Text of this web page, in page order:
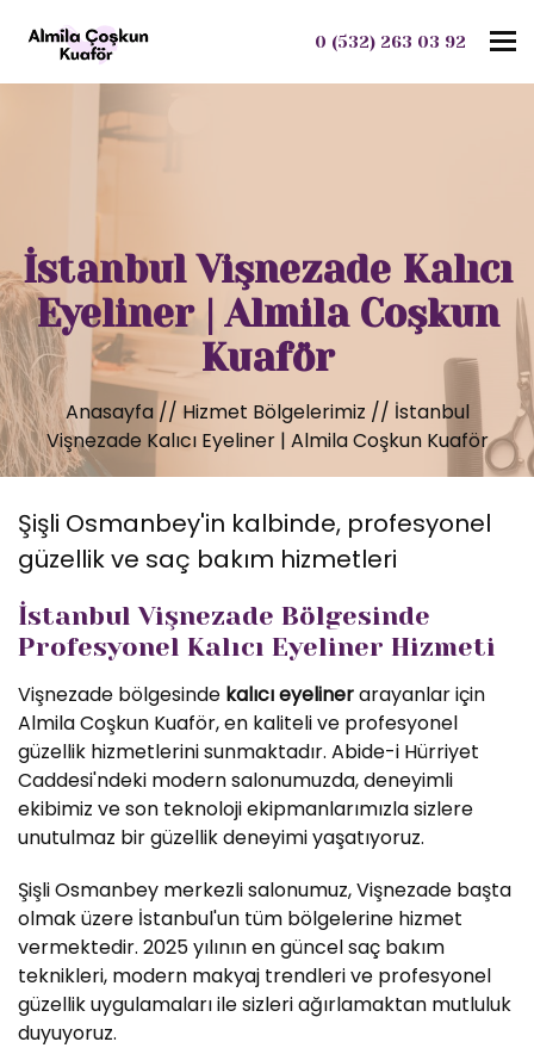
0 (532) 263 03 92
İstanbul Vişnezade Kalıcı
Eyeliner | Almila Coşkun
Kuaför
Anasayfa // Hizmet Bölgelerimiz // İstanbul
Vişnezade Kalıcı Eyeliner | Almila Coşkun Kuaför
Şişli Osmanbey'in kalbinde, profesyonel
güzellik ve saç bakım hizmetleri
İstanbul Vişnezade Bölgesinde
Profesyonel Kalıcı Eyeliner Hizmeti
Vişnezade bölgesinde kalıcı eyelinerarayanlar için
Almila Coşkun Kuaför, en kaliteli ve profesyonel
güzellik hizmetlerini sunmaktadır. Abide-i Hürriyet
Caddesi'ndeki modern salonumuzda, deneyimli
ekibimiz ve son teknoloji ekipmanlarımızla sizlere
unutulmaz bir güzellik deneyimi yaşatıyoruz.
Şişli Osmanbey merkezli salonumuz, Vişnezade başta
olmak üzere İstanbul'un tüm bölgelerine hizmet
vermektedir. 2025 yılının en güncel saç bakım
teknikleri, modern makyaj trendleri ve profesyonel
güzellik uygulamaları ile sizleri ağırlamaktan mutluluk
duyuyoruz.